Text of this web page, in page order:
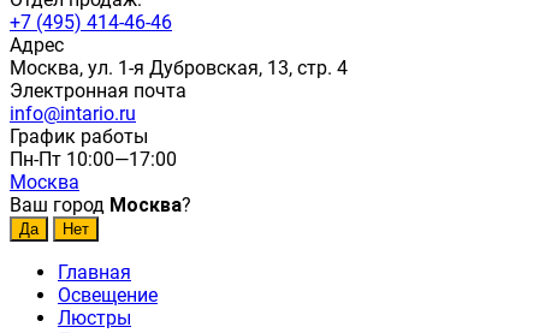
+7 (495) 414-46-46
Адрес
Москва, ул. 1-я Дубровская, 13, стр. 4
Электронная почта
info@intario.ru
График работы
Пн-Пт 10:00—17:00
Москва
Ваш город Москва?
Главная
Освещение
Люстры